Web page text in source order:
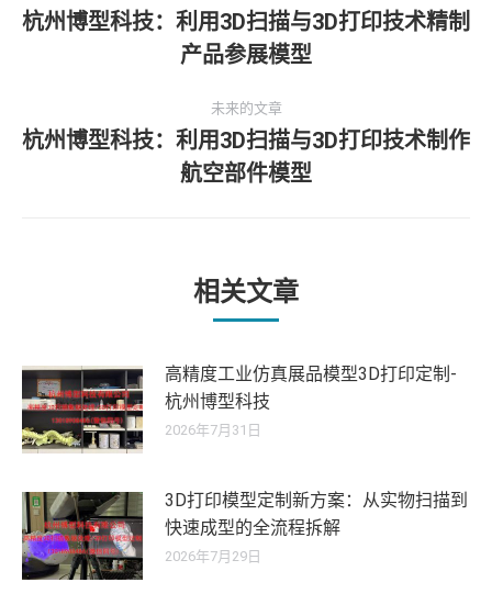
章
航
历
史
文
章：
杭州博型科技：利用3D扫描与3D打印技术精制
产品参展模型
未来的文章
未
来
杭州博型科技：利用3D扫描与3D打印技术制作
航空部件模型
相关文章
高精度工业仿真展品模型3D打印定制-
杭州博型科技
2026年7月31日
3D打印模型定制新方案：从实物扫描到
快速成型的全流程拆解
2026年7月29日